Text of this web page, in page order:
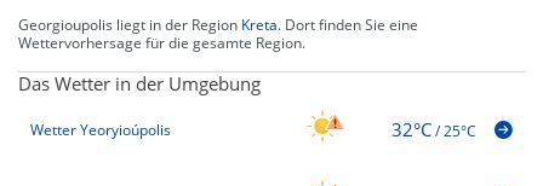
Georgioupolis liegt in der Region Kreta. Dort finden Sie eine
Wettervorhersage für die gesamte Region.
Das Wetter in der Umgebung
Wetter Yeoryioúpolis 32°C/25°C